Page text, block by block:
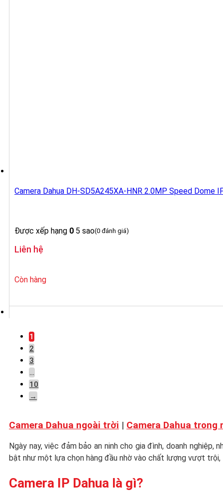
Camera Dahua DH-SD5A245XA-HNR 2.0MP Speed Dome
Được xếp hạng 0 5 sao(0 đánh giá)
Liên hệ
Còn hàng
1
2
3
…
10
→
Camera Dahua ngoài trời | Camera Dahua trong
Ngày nay, việc đảm bảo an ninh cho gia đình, doanh
bật như một lựa chọn hàng đầu nhờ vào chất lượng vượt trội,
Camera IP Dahua là gì?